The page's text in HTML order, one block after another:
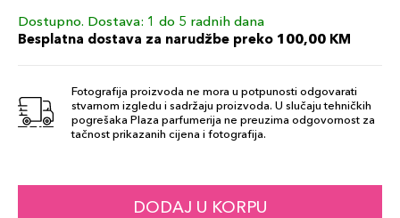
Dostupno. Dostava: 1 do 5 radnih dana
Besplatna dostava za narudžbe preko 100,00 KM
Fotografija proizvoda ne mora u potpunosti odgovarati
stvarnom izgledu i sadržaju proizvoda. U slučaju tehničkih
pogrešaka Plaza parfumerija ne preuzima odgovornost za
tačnost prikazanih cijena i fotografija.
DODAJ U KORPU